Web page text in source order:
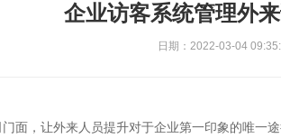
企业访客系统管理外
日期：2022-03-04
面，让外来人员提升对于企业第一印象的唯一